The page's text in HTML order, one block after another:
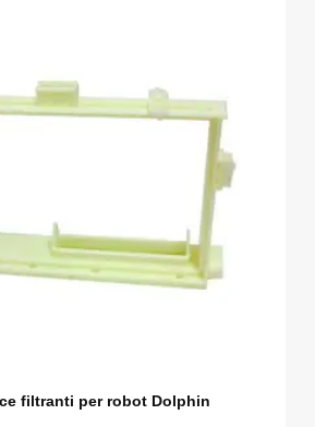
filtranti per robot Dolphin